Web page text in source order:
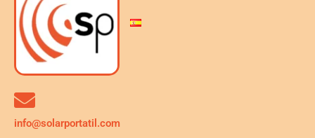
info@solarportatil.com